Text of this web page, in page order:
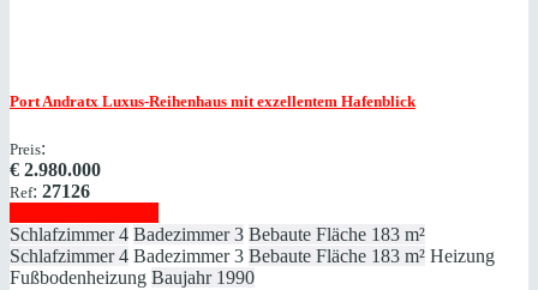
Port Andratx Luxus-Reihenhaus mit exzellentem Hafenblick
Preis:
€ 2.980.000
Ref: 27126
Schlafzimmer 4 Badezimmer 3 Bebaute Fläche 183 m²
Schlafzimmer 4 Badezimmer 3 Bebaute Fläche 183 m² Heizung
Fußbodenheizung Baujahr 1990